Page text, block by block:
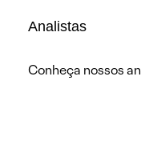
Analistas
Conheça nossos